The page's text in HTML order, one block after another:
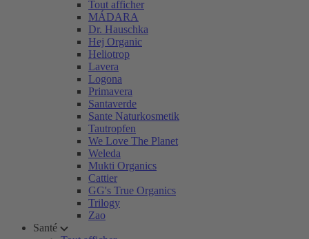
Tout afficher
MÁDARA
Dr. Hauschka
Hej Organic
Heliotrop
Lavera
Logona
Primavera
Santaverde
Sante Naturkosmetik
Tautropfen
We Love The Planet
Weleda
Mukti Organics
Cattier
GG's True Organics
Trilogy
Zao
Santé